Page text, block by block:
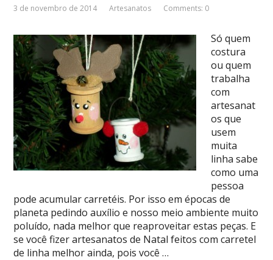
3 de novembro de 2014 Artesanatos Comments: 0
Só quem
costura
ou quem
trabalha
com
artesanat
os que
usem
muita
linha sabe
como uma
pessoa
pode acumular carretéis. Por isso em épocas de
planeta pedindo auxílio e nosso meio ambiente muito
poluído, nada melhor que reaproveitar estas peças. E
se você fizer artesanatos de Natal feitos com carretel
de linha melhor ainda, pois você …